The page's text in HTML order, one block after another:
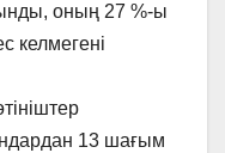
оның 27 %-ы
келмегені
13 шағым